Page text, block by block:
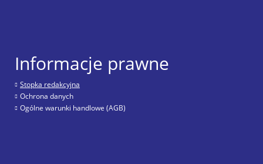
Informacje prawne
Stopka redakcyjna
Ochrona danych
Ogólne warunki handlowe (AGB)